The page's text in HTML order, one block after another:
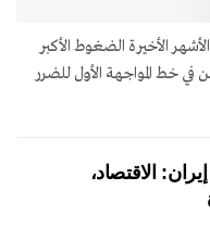
الأخيرة الضغوط الأكبر
في خط المواجهة الأول للضرر
الاقتصاد،